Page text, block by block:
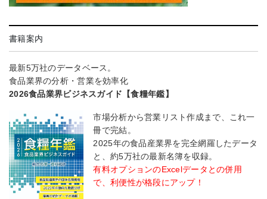
書籍案内
最新5万社のデータベース。
食品業界の分析・営業を効率化
2026食品業界ビジネスガイド【食糧年鑑】
市場分析から営業リスト作成まで、これ一
冊で完結。
2025年の食品産業界を完全網羅したデータ
と、約5万社の最新名簿を収録。
有料オプションのExcelデータとの併用
で、利便性が格段にアップ！